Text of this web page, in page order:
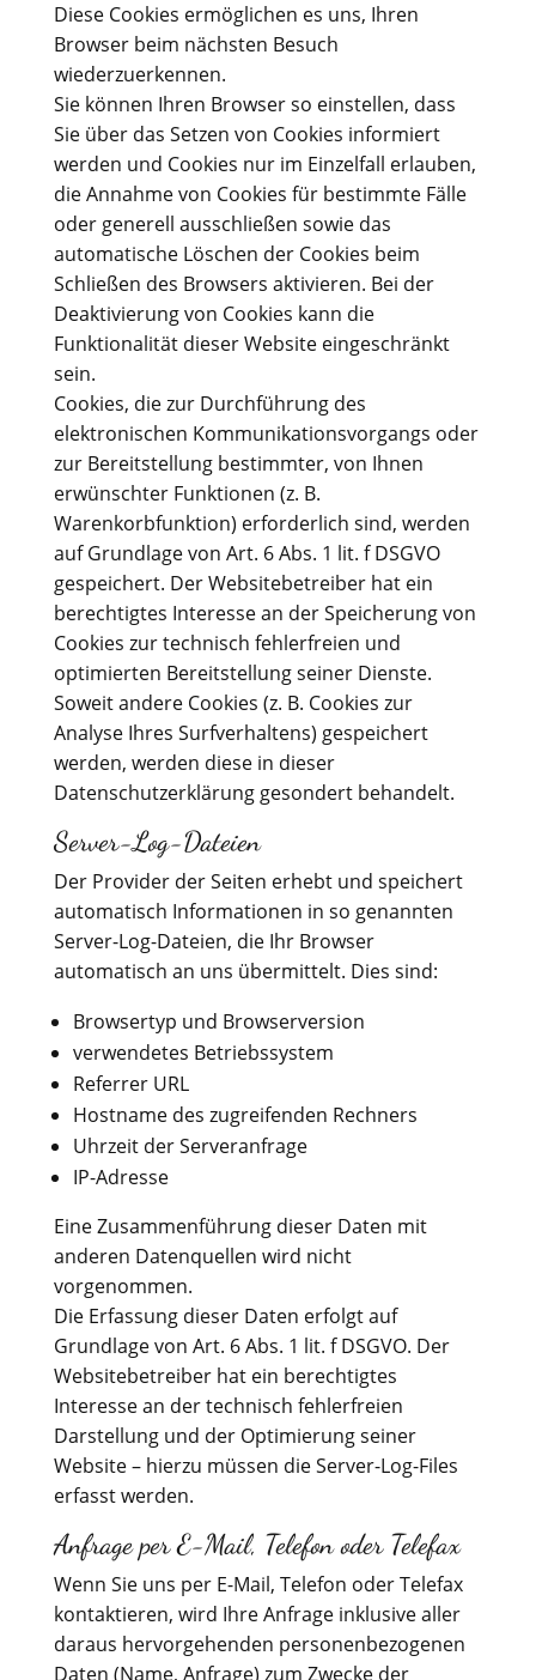
Diese Cookies ermöglichen es uns, Ihren
Browser beim nächsten Besuch
wiederzuerkennen.
Sie können Ihren Browser so einstellen, dass
Sie über das Setzen von Cookies informiert
werden und Cookies nur im Einzelfall erlauben,
die Annahme von Cookies für bestimmte Fälle
oder generell ausschließen sowie das
automatische Löschen der Cookies beim
Schließen des Browsers aktivieren. Bei der
Deaktivierung von Cookies kann die
Funktionalität dieser Website eingeschränkt
sein.
Cookies, die zur Durchführung des
elektronischen Kommunikationsvorgangs oder
zur Bereitstellung bestimmter, von Ihnen
erwünschter Funktionen (z. B.
Warenkorbfunktion) erforderlich sind, werden
auf Grundlage von Art. 6 Abs. 1 lit. f DSGVO
gespeichert. Der Websitebetreiber hat ein
berechtigtes Interesse an der Speicherung von
Cookies zur technisch fehlerfreien und
optimierten Bereitstellung seiner Dienste.
Soweit andere Cookies (z. B. Cookies zur
Analyse Ihres Surfverhaltens) gespeichert
werden, werden diese in dieser
Datenschutzerklärung gesondert behandelt.
Server-Log-Dateien
Der Provider der Seiten erhebt und speichert
automatisch Informationen in so genannten
Server-Log-Dateien, die Ihr Browser
automatisch an uns übermittelt. Dies sind:
Browsertyp und Browserversion
verwendetes Betriebssystem
Referrer URL
Hostname des zugreifenden Rechners
Uhrzeit der Serveranfrage
IP-Adresse
Eine Zusammenführung dieser Daten mit
anderen Datenquellen wird nicht
vorgenommen.
Die Erfassung dieser Daten erfolgt auf
Grundlage von Art. 6 Abs. 1 lit. f DSGVO. Der
Websitebetreiber hat ein berechtigtes
Interesse an der technisch fehlerfreien
Darstellung und der Optimierung seiner
Website – hierzu müssen die Server-Log-Files
erfasst werden.
Anfrage per E-Mail, Telefon oder Telefax
Wenn Sie uns per E-Mail, Telefon oder Telefax
kontaktieren, wird Ihre Anfrage inklusive aller
daraus hervorgehenden personenbezogenen
Daten (Name, Anfrage) zum Zwecke der